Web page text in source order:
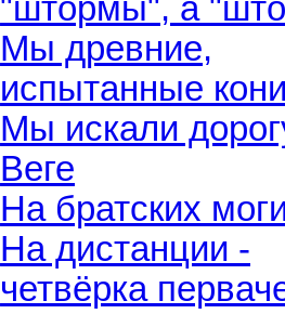
"штормы", а
Мы древние,
испытанные
Мы искали
Веге
На братских
На дистанции -
четвёрка